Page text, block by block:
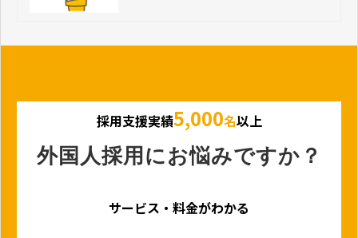
採用支援実績5,000名以上
外国人採用にお悩みですか？
サービス・料金がわかる